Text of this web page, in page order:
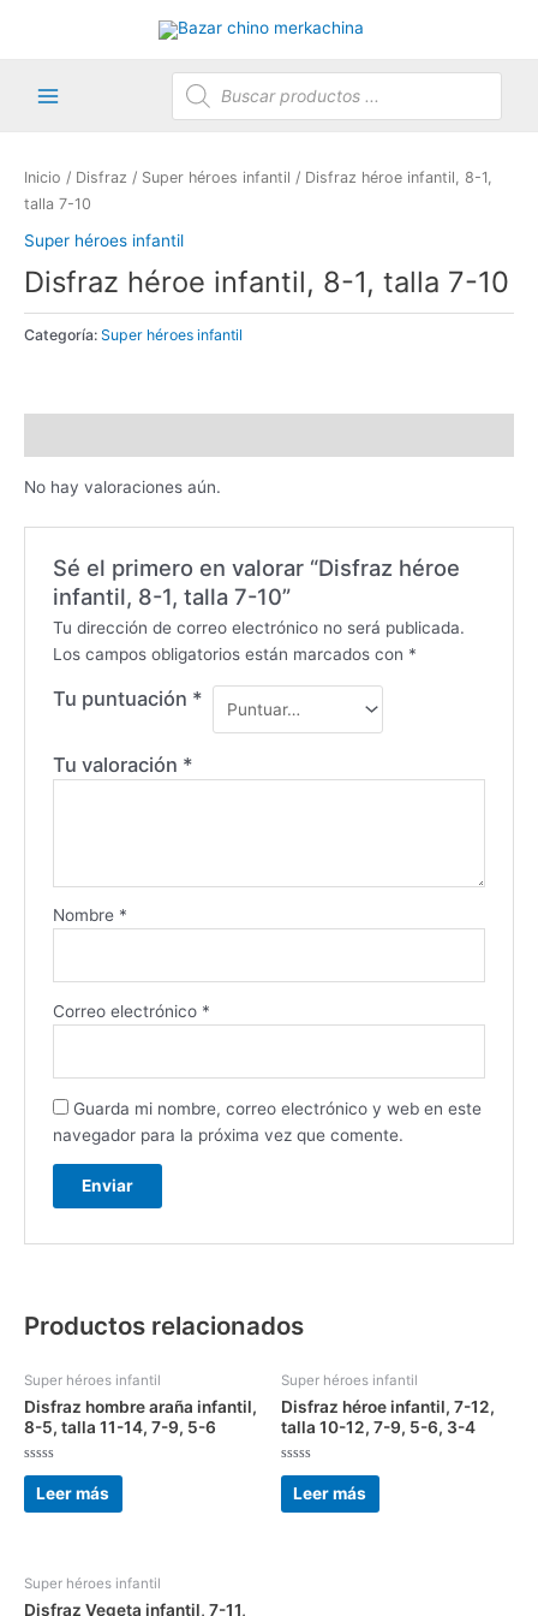
Búsqueda
de
productos
Inicio / Disfraz / Super héroes infantil / Disfraz héroe infantil, 8-1,
talla 7-10
Super héroes infantil
Disfraz héroe infantil, 8-1, talla 7-10
Categoría: Super héroes infantil
No hay valoraciones aún.
Sé el primero en valorar “Disfraz héroe
infantil, 8-1, talla 7-10”
Tu dirección de correo electrónico no será publicada.
Los campos obligatorios están marcados con *
Tu puntuación *
Tu valoración *
Nombre *
Correo electrónico *
Guarda mi nombre, correo electrónico y web en este
navegador para la próxima vez que comente.
Productos relacionados
Super héroes infantil
Disfraz hombre araña infantil,
8-5, talla 11-14, 7-9, 5-6
Valorado
con
de
Leer más
Super héroes infantil
Disfraz héroe infantil, 7-12,
talla 10-12, 7-9, 5-6, 3-4
Valorado
con
de
Leer más
Super héroes infantil
Disfraz Vegeta infantil, 7-11,